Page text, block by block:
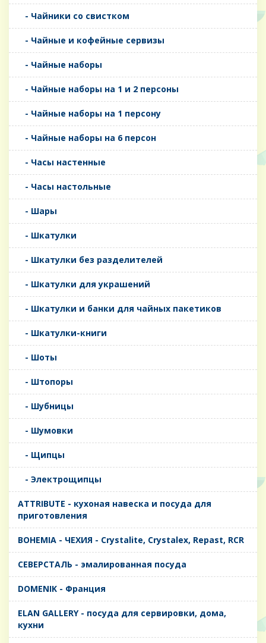
- Чайники со свистком
- Чайные и кофейные сервизы
- Чайные наборы
- Чайные наборы на 1 и 2 персоны
- Чайные наборы на 1 персону
- Чайные наборы на 6 персон
- Часы настенные
- Часы настольные
- Шары
- Шкатулки
- Шкатулки без разделителей
- Шкатулки для украшений
- Шкатулки и банки для чайных пакетиков
- Шкатулки-книги
- Шоты
- Штопоры
- Шубницы
- Шумовки
- Щипцы
- Электрощипцы
ATTRIBUTE - кухоная навеска и посуда для
приготовления
BOHEMIA - ЧЕХИЯ - Crystalite, Crystalex, Repast, RCR
CЕВЕРСТАЛЬ - эмалированная посуда
DOMENIK - Франция
ELAN GALLERY - посуда для сервировки, дома,
кухни